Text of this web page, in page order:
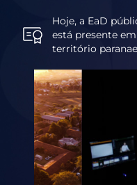
Hoje, a EaD
está presente
território